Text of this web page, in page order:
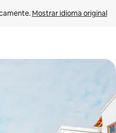
Mostrar idioma original